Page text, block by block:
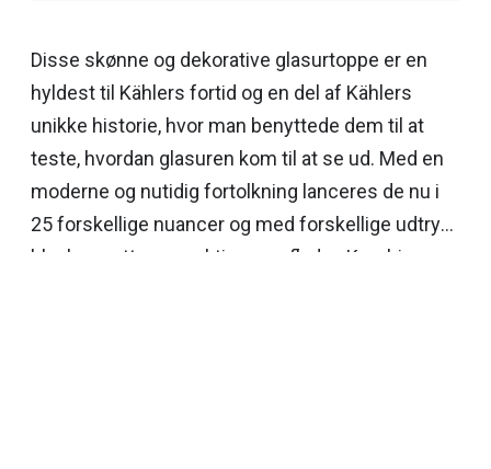
Disse skønne og dekorative glasurtoppe er en
hyldest til Kählers fortid og en del af Kählers
unikke historie, hvor man benyttede dem til at
teste, hvordan glasuren kom til at se ud. Med en
moderne og nutidig fortolkning lanceres de nu i
25 forskellige nuancer og med forskellige udtryk i
blanke, matte og reaktive overflader. Kombiner